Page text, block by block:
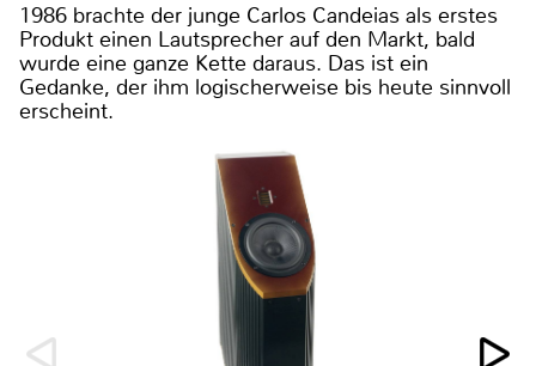
1986 brachte der junge Carlos Candeias als erstes
Produkt einen Lautsprecher auf den Markt, bald
wurde eine ganze Kette daraus. Das ist ein
Gedanke, der ihm logischerweise bis heute sinnvoll
erscheint.